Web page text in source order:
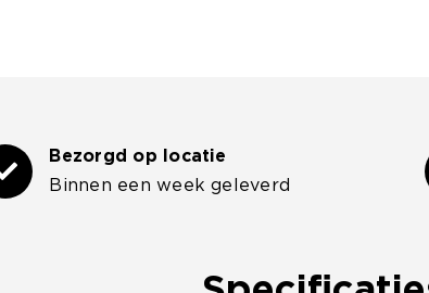
Bezorgd op locatie
Binnen een week geleverd